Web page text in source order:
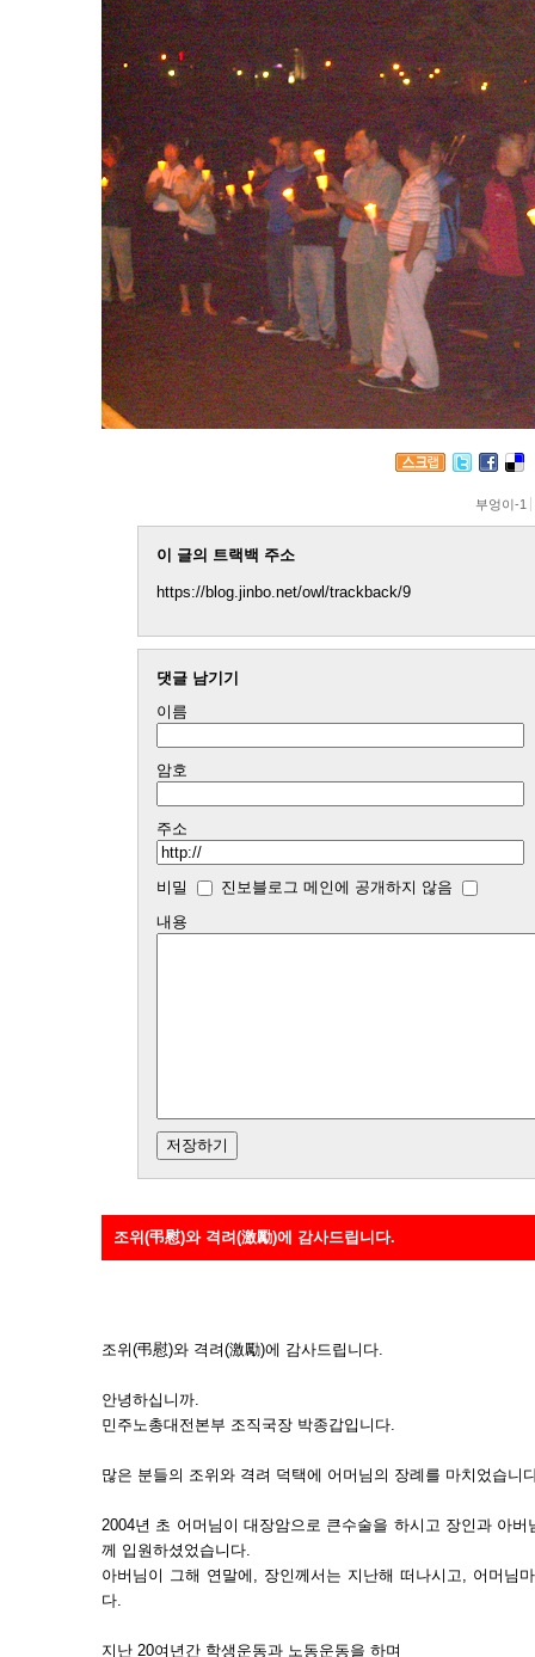
부엉이-1
이 글의 트랙백 주소
https://blog.jinbo.net/owl/trackback/9
댓글 남기기
이름
암호
주소
비밀
진보블로그 메인에 공개하지 않음
내용
조위(弔慰)와 격려(激勵)에 감사드립니다.
조위(弔慰)와 격려(激勵)에 감사드립니다.
안녕하십니까.
민주노총대전본부 조직국장 박종갑입니다.
많은 분들의 조위와 격려 덕택에 어머님의 장례를 마치었습니
2004년 초 어머님이 대장암으로 큰수술을 하시고 장인과 아
께 입원하셨었습니다.
아버님이 그해 연말에, 장인께서는 지난해 떠나시고, 어머님
다.
지난 20여년간 학생운동과 노동운동을 하며